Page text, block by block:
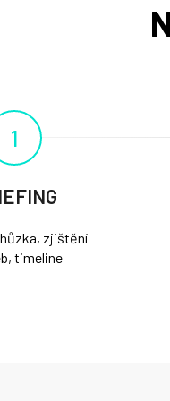
1
zjištění
timeline